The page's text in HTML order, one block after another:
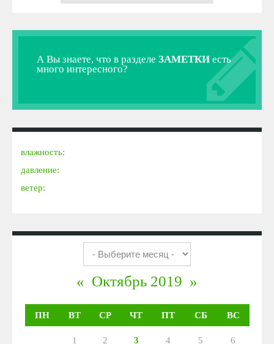
А Вы знаете, что в разделе ЗАМЕТКИ есть
много интересного?
влажность:
давление:
ветер:
« Октябрь 2019 »
ПН ВТ СР ЧТ ПТ СБ ВС
1 2 3 4 5 6